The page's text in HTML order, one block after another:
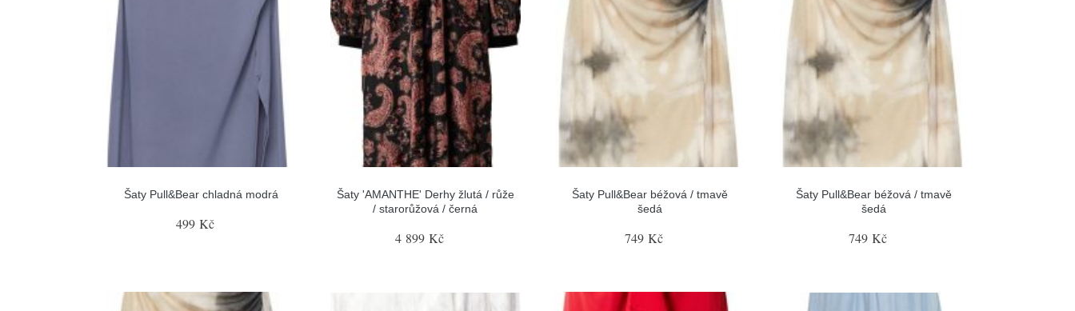
Šaty Pull&Bear chladná modrá
499 Kč
Šaty 'AMANTHE' Derhy žlutá / růže
/ starorůžová / černá
4 899 Kč
Šaty Pull&Bear béžová / tmavě
šedá
749 Kč
Šaty Pull&Bear béžová / tmavě
šedá
749 Kč